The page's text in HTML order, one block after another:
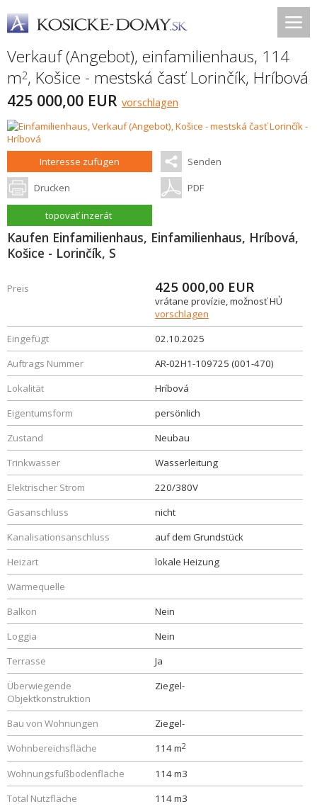
Verkauf (Angebot), einfamilienhaus, 114
m2, Košice - mestská časť Lorinčík, Hríbová
425 000,00 EUR vorschlagen
Interesse zufügen Senden
Drucken PDF
topovať inzerát
Kaufen Einfamilienhaus, Einfamilienhaus, Hríbová,
Košice - Lorinčík, S
Preis 425 000,00 EUR
vrátane provízie, možnosť HÚ
vorschlagen
Eingefügt
02.10.2025
Auftrags Nummer
AR-02H1-109725 (001-470)
Lokalität
Hríbová
Eigentumsform
persönlich
Zustand
Neubau
Trinkwasser
Wasserleitung
Elektrischer Strom
220/380V
Gasanschluss
nicht
Kanalisationsanschluss
auf dem Grundstück
Heizart
lokale Heizung
Wärmequelle
Balkon
Nein
Loggia
Nein
Terrasse
Ja
Überwiegende
Objektkonstruktion
Ziegel-
Bau von Wohnungen
Ziegel-
Wohnbereichsfläche
114 m2
Wohnungsfußbodenfläche
114 m3
Total Nutzfläche
114 m3